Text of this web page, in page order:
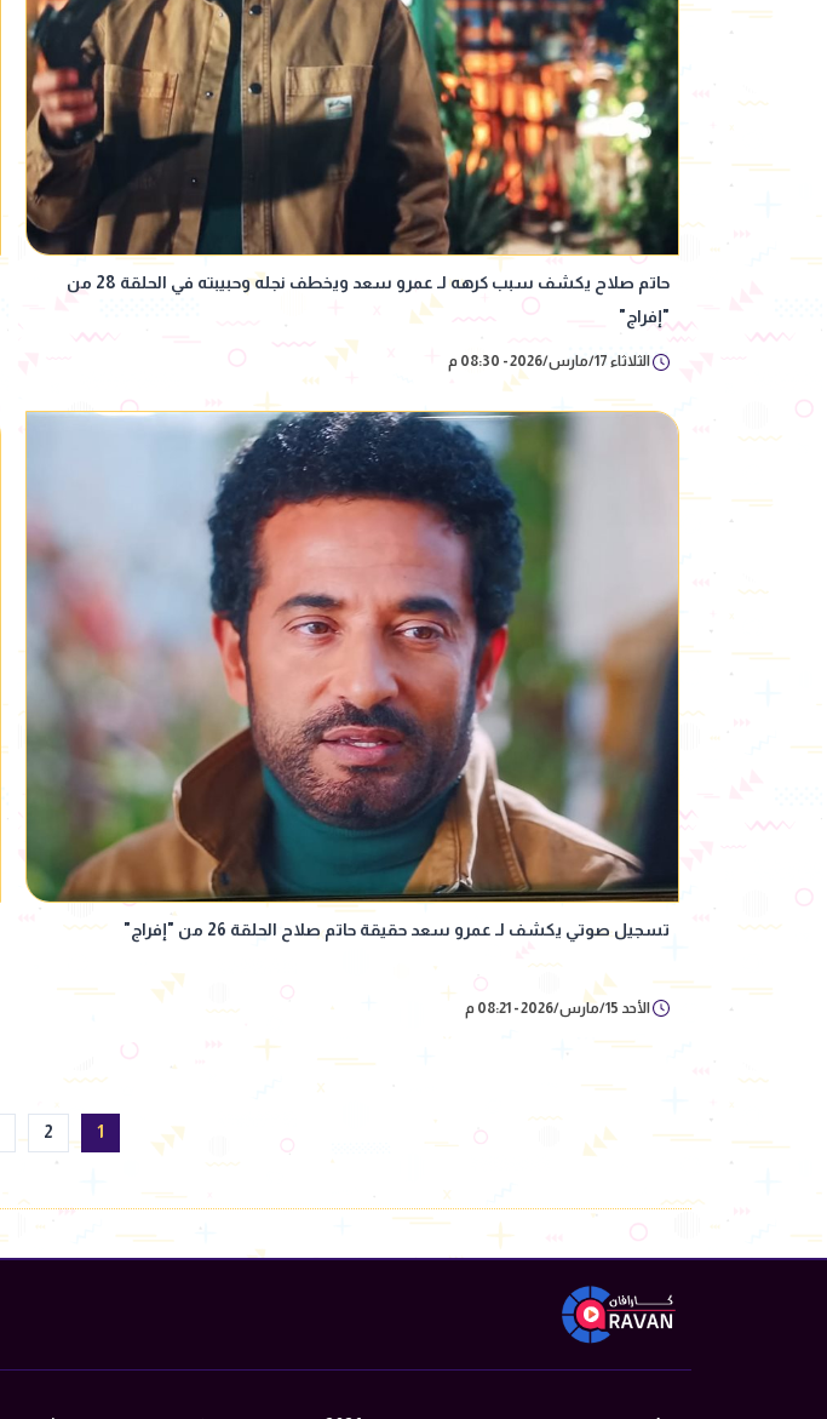
حاتم صلاح يكشف سبب كرهه لـ عمرو سعد ويخطف نجله وحبيبته في الحلقة 28 من
"إفراج"
الثلاثاء 17/مارس/2026 - 08:30 م
تسجيل صوتي يكشف لـ عمرو سعد حقيقة حاتم صلاح الحلقة 26 من "إفراج"
الأحد 15/مارس/2026 - 08:21 م
1
2